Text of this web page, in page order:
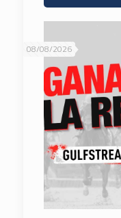
08/08/2026